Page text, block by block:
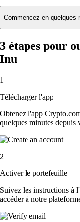
Commencez en quelques
3 étapes pour
Inu
1
Télécharger l'app
Obtenez l'app
quelques minutes depuis
2
Activer le portefeuille
Suivez les instructions à
accéder à notre